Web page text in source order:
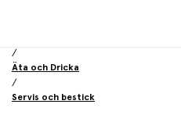
/
Äta och Dricka
/
Servis och bestick